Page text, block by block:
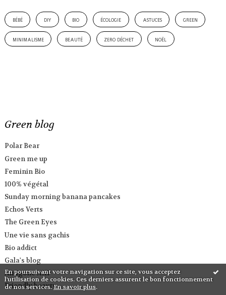
En poursuivant votre navigation sur ce site, vous acceptez
l'utilisation de cookies. Ces derniers assurent le bon fonctionnement
de nos services.En savoir plus.
bébé diy bio écologie astuces green
minimalisme beauté zero déchet noël
Green blog
Polar Bear
Green me up
Feminin Bio
100% végétal
Sunday morning banana pancakes
Echos Verts
The Green Eyes
Une vie sans gachis
Bio addict
Gala's blog
Antigone XXI
Friendly beauty